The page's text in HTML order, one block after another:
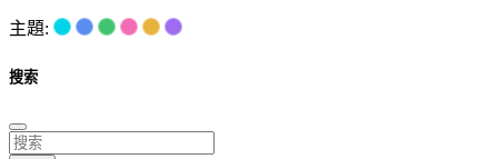
主題:
搜索